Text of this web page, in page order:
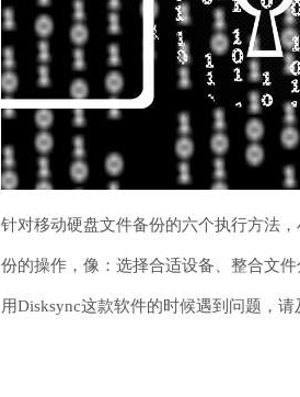
针对移动硬盘文件备份的六个执行方法
份的操作，像：选择合适设备、整合文
用Disksync这款软件的时候遇到问题，